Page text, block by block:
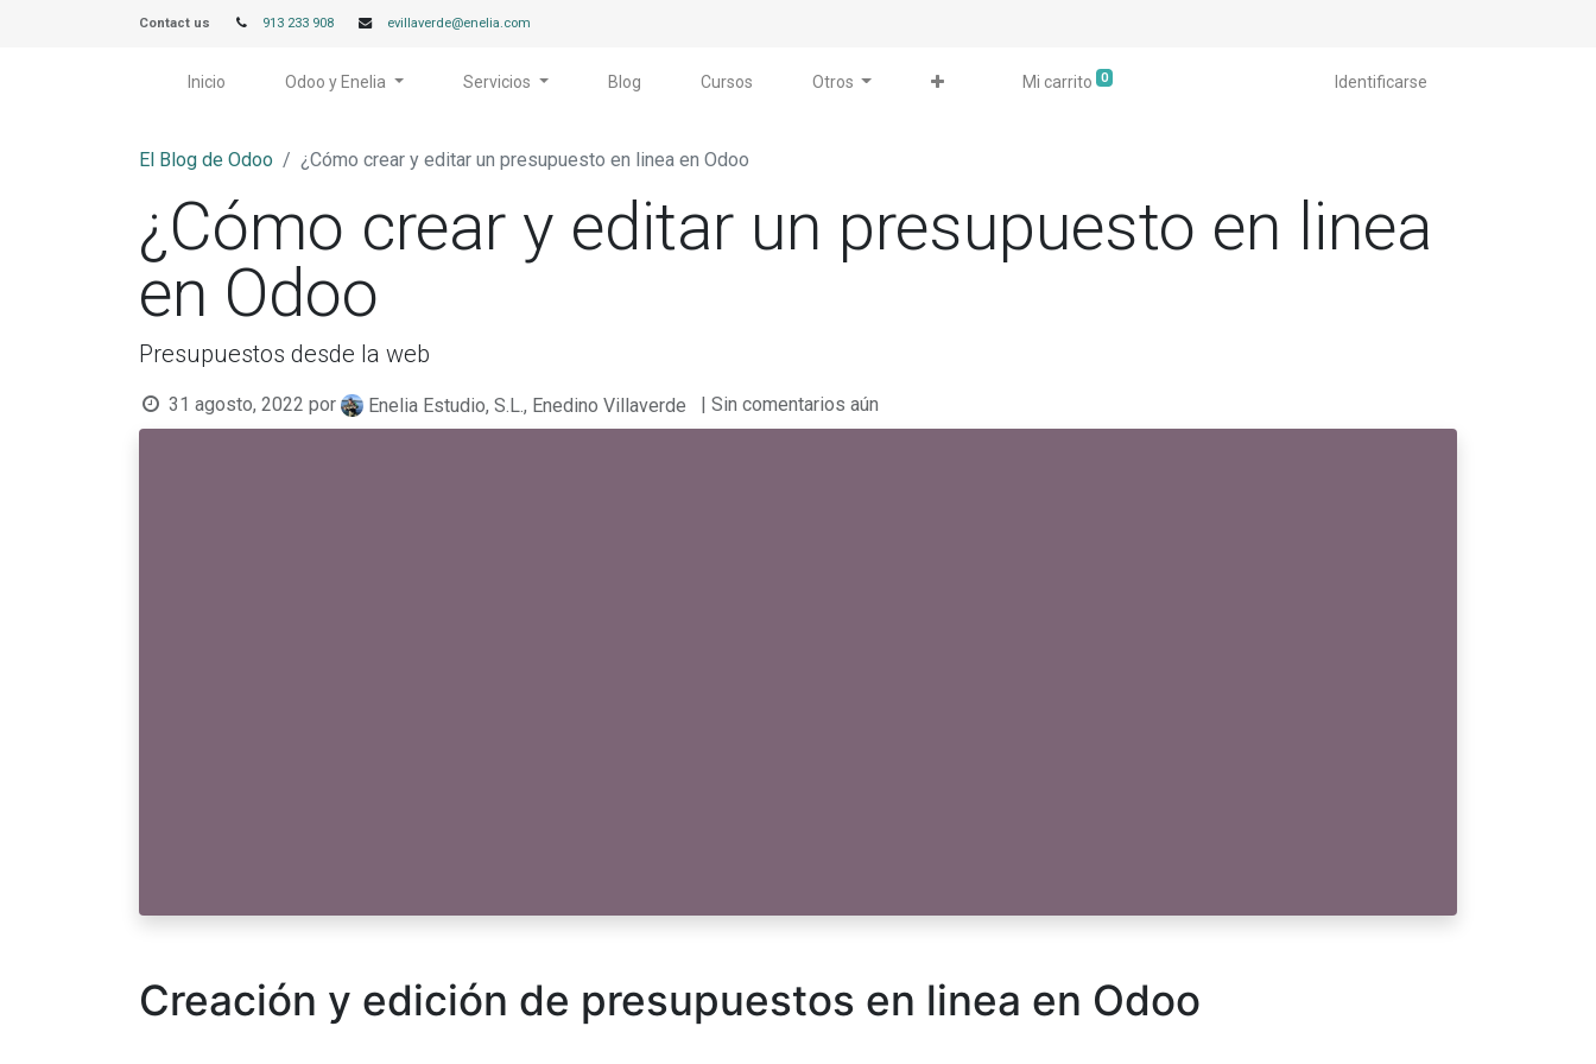
Contact us 913 233 908 evillaverde@enelia.com
Inicio Odoo y Enelia Servicios Blog Cursos Otros Mi carrito 0 Identificarse
El Blog de Odoo ¿Cómo crear y editar un presupuesto en linea en Odoo
¿Cómo crear y editar un presupuesto en linea
en Odoo
Presupuestos desde la web
31 agosto, 2022 por Enelia Estudio, S.L., Enedino Villaverde | Sin comentarios aún
Creación y edición de presupuestos en linea en Odoo